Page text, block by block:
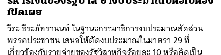
เปิดเผย
วีระ ธีระภัทรานนท์ ในฐานะกรรมาธิการงบประมาณสัดส่วน
พรรคประชาชน เสนอให้ตัดงบประมาณในมาตรา 29 ที่
เกี่ยวข้องกับรายจ่ายของรัฐวิสาหกิจร้อยละ 10 หรือคิดเป็น